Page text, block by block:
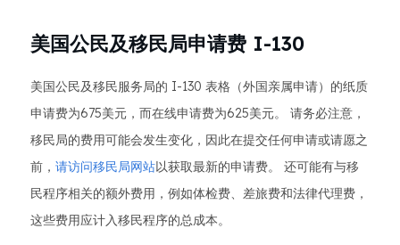
美国公民及移民局申请费 I-130
美国公民及移民服务局的 I-130 表格（外国亲属申请）的纸质
申请费为675美元，而在线申请费为625美元。 请务必注意，
移民局的费用可能会发生变化，因此在提交任何申请或请愿之
前， 请访问移民局网站以获取最新的申请费。 还可能有与移
民程序相关的额外费用，例如体检费、差旅费和法律代理费，
这些费用应计入移民程序的总成本。